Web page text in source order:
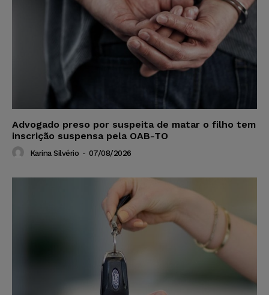
Advogado preso por suspeita de matar o filho tem
inscrição suspensa pela OAB-TO
Karina Silvério - 07/08/2026